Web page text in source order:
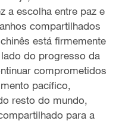
a escolha entre paz e
compartilhados
está firmemente
do progresso da
comprometidos
pacífico,
resto do mundo,
para a